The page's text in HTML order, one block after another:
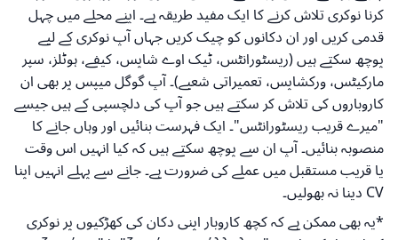
کرنا نوکری تلاش کرنے کا ایک مفید طریقہ ہے۔ اپنے محلے میں چہل
قدمی کریں اور ان دکانوں کو چیک کریں جہاں آپ نوکری کے لیے
پوچھ سکتے ہیں (ریسٹورانٹس، ٹیک اوے شاپس، کیفے، ہوٹلز، سپر
مارکیٹس، ورکشاپس، تعمیراتی شعبے)۔ آپ گوگل میپس پر بھی ان
کاروباروں کی تلاش کر سکتے ہیں جو آپ کی دلچسپی کے ہیں جیسے
"میرے قریب ریسٹورانٹس"۔ ایک فہرست بنائیں اور وہاں جانے کا
منصوبہ بنائیں۔ آپ ان سے پوچھ سکتے ہیں کہ کیا انہیں اس وقت
یا قریب مستقبل میں عملے کی ضرورت ہے۔ جانے سے پہلے انہیں اپنا
CV دینا نہ بھولیں۔
*یہ بھی ممکن ہے کہ کچھ کاروبار اپنی دکان کی کھڑکیوں پر نوکری